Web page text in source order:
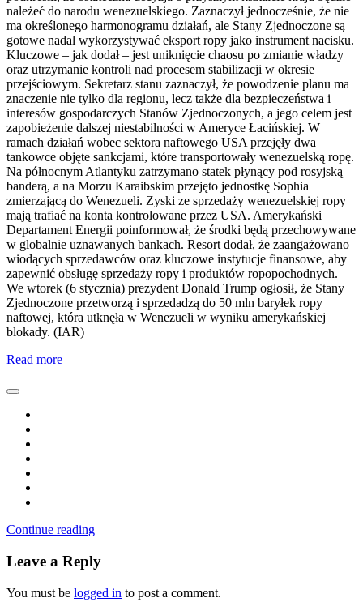
należeć do narodu wenezuelskiego. Zaznaczył jednocześnie, że nie
ma określonego harmonogramu działań, ale Stany Zjednoczone są
gotowe nadal wykorzystywać eksport ropy jako instrument nacisku.
Kluczowe – jak dodał – jest uniknięcie chaosu po zmianie władzy
oraz utrzymanie kontroli nad procesem stabilizacji w okresie
przejściowym. Sekretarz stanu zaznaczył, że powodzenie planu ma
znaczenie nie tylko dla regionu, lecz także dla bezpieczeństwa i
interesów gospodarczych Stanów Zjednoczonych, a jego celem jest
zapobieżenie dalszej niestabilności w Ameryce Łacińskiej. W
ramach działań wobec sektora naftowego USA przejęły dwa
tankowce objęte sankcjami, które transportowały wenezuelską ropę.
Na północnym Atlantyku zatrzymano statek płynący pod rosyjską
banderą, a na Morzu Karaibskim przejęto jednostkę Sophia
zmierzającą do Wenezueli. Zyski ze sprzedaży wenezuelskiej ropy
mają trafiać na konta kontrolowane przez USA. Amerykański
Departament Energii poinformował, że środki będą przechowywane
w globalnie uznawanych bankach. Resort dodał, że zaangażowano
wiodących sprzedawców oraz kluczowe instytucje finansowe, aby
zapewnić obsługę sprzedaży ropy i produktów ropopochodnych.
We wtorek (6 stycznia) prezydent Donald Trump ogłosił, że Stany
Zjednoczone przetworzą i sprzedadzą do 50 mln baryłek ropy
naftowej, która utknęła w Wenezueli w wyniku amerykańskiej
blokady. (IAR)
Read more
Continue reading
Leave a Reply
You must be logged in to post a comment.